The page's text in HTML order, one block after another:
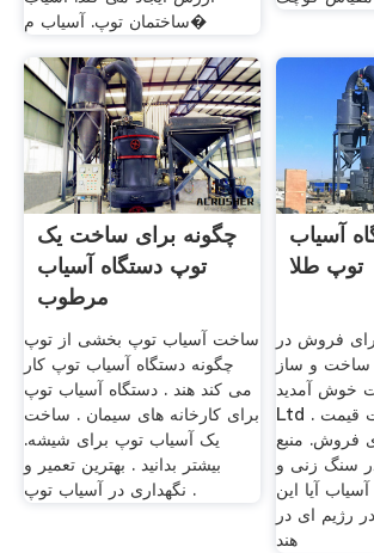
ساختمان توپ. آسیاب م�
چگونه برای ساخت یک
توپ دستگاه آسیاب
مرطوب
ساخت آسیاب توپ بخشی از توپ
چگونه دستگاه آسیاب توپ کار
می کند هند . دستگاه آسیاب توپ
برای کارخانه های سیمان . ساخت
یک آسیاب توپ برای شیشه.
بیشتر بدانید . بهترین تعمیر و
نگهداری در آسیاب توپ .
آسیاب
توپ طلا
فروش در
ساخت و ساز
خوش آمدید،
Ltd یکی از . دریافت قیمت .
فروش. منبع
سنگ زنی و
آیا این
رژیم ای در
هند